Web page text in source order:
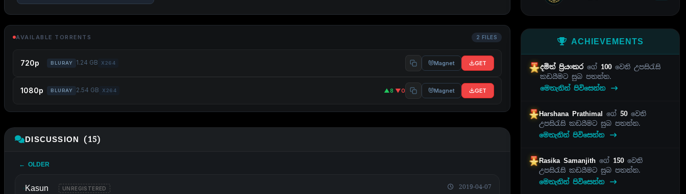
AVAILABLE TORRENTS 2 FILES
720p BLURAY 1.24 GB X264 Magnet GET
1080p BLURAY 2.54 GB X264 ▲8·▼0 Magnet GET
DISCUSSION (15)
← OLDER
Kasun UNREGISTERED 2019-04-07
ACHIEVEMENTS
දමිත් ප්‍රියංකර ගේ 100වෙනි උපසිරැසි
කඩයීමට සුබ පතන්න.
මෙතැනින් පිවිසෙන්න
Harshana Prathimal ගේ 50වෙනි
උපසිරැසි කඩයීමට සුබ පතන්න.
මෙතැනින් පිවිසෙන්න
Rasika Samanjithගේ 150වෙනි
උපසිරැසි කඩයීමට සුබ පතන්න.
මෙතැනින් පිවිසෙන්න